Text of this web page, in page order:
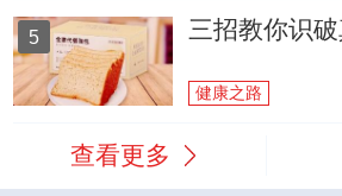
5 三招教你识
健康之路
查看更多